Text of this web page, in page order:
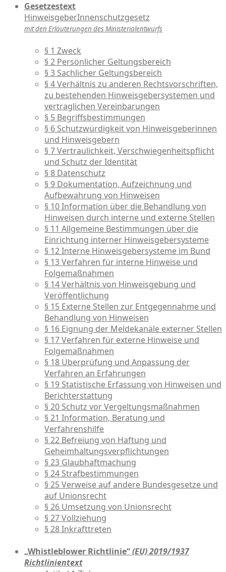
Gesetzestext
HinweisgeberInnenschutzgesetz
mit den Erläuterungen des Ministerialentwurfs
§ 1 Zweck
§ 2 Persönlicher Geltungsbereich
§ 3 Sachlicher Geltungsbereich
§ 4 Verhältnis zu anderen Rechtsvorschriften,
zu bestehenden Hinweisgebersystemen und
vertraglichen Vereinbarungen
§ 5 Begriffsbestimmungen
§ 6 Schutzwürdigkeit von Hinweisgeberinnen
und Hinweisgebern
§ 7 Vertraulichkeit, Verschwiegenheitspflicht
und Schutz der Identität
§ 8 Datenschutz
§ 9 Dokumentation, Aufzeichnung und
Aufbewahrung von Hinweisen
§ 10 Information über die Behandlung von
Hinweisen durch interne und externe Stellen
§ 11 Allgemeine Bestimmungen über die
Einrichtung interner Hinweisgebersysteme
§ 12 Interne Hinweisgebersysteme im Bund
§ 13 Verfahren für interne Hinweise und
Folgemaßnahmen
§ 14 Verhältnis von Hinweisgebung und
Veröffentlichung
§ 15 Externe Stellen zur Entgegennahme und
Behandlung von Hinweisen
§ 16 Eignung der Meldekanäle externer Stellen
§ 17 Verfahren für externe Hinweise und
Folgemaßnahmen
§ 18 Überprüfung und Anpassung der
Verfahren an Erfahrungen
§ 19 Statistische Erfassung von Hinweisen und
Berichterstattung
§ 20 Schutz vor Vergeltungsmaßnahmen
§ 21 Information, Beratung und
Verfahrenshilfe
§ 22 Befreiung von Haftung und
Geheimhaltungsverpflichtungen
§ 23 Glaubhaftmachung
§ 24 Strafbestimmungen
§ 25 Verweise auf andere Bundesgesetze und
auf Unionsrecht
§ 26 Umsetzung von Unionsrecht
§ 27 Vollziehung
§ 28 Inkrafttreten
„Whistleblower Richtlinie“(EU) 2019/1937
Richtlinientext